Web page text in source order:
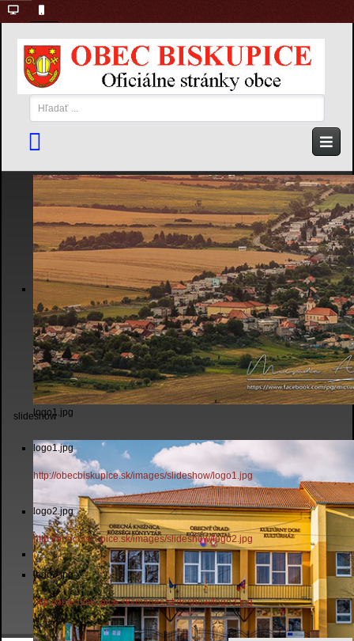
Hľadať
...
logo1.jpg
slideshow
logo1.jpg
http://obecbiskupice.sk/images/slideshow/logo1.jpg
logo2.jpg
http://obecbiskupice.sk/images/slideshow/logo2.jpg
logo3.jpg
http://obecbiskupice.sk/images/slideshow/logo3.jpg